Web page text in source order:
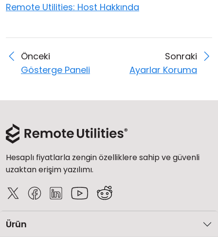
Remote Utilities: Host Hakkında
Önceki
Gösterge Paneli
Sonraki
Ayarlar Koruma
Hesaplı fiyatlarla zengin özelliklere sahip ve güvenli
uzaktan erişim yazılımı.
Ürün